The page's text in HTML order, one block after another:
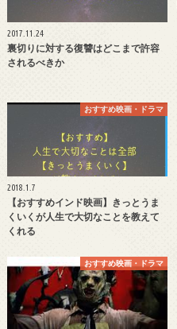
2017.11.24
裏切りに対する復讐はどこまで許容
されるべきか
おすすめ映画・ドラマ
2018.1.7
【おすすめインド映画】きっとうま
くいくが人生で大切なことを教えて
くれる
おすすめ映画・ドラマ